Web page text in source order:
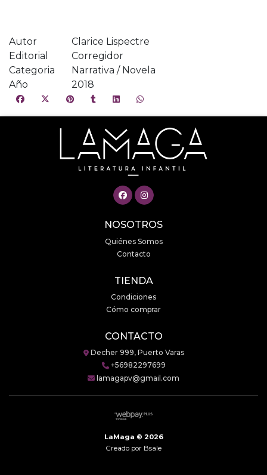
Autor
Clarice Lispectre
Editorial
Corregidor
Categoria
Narrativa / Novela
Año
2018
NOSOTROS
Quiénes Somos
Contacto
TIENDA
Condiciones
Cómo comprar
CONTACTO
Decher 999, Puerto Varas
+56982297699
lamagapv@gmail.com
LaMaga © 2026
Creado por Bsale